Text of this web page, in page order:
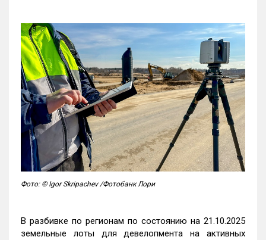
Фото: © Igor Skripachev /Фотобанк Лори
В разбивке по регионам по состоянию на 21.10.2025
земельные лоты для девелопмента на активных